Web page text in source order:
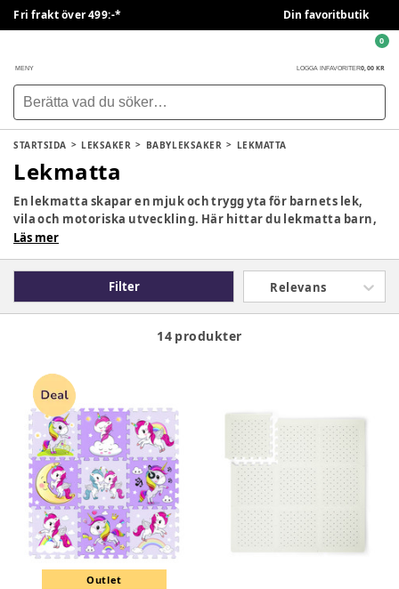
Fri frakt över 499:-* Din favoritbutik
MENY LOGGA IN FAVORITER0,00 KR
0
STARTSIDA LEKSAKER BABYLEKSAKER LEKMATTA
Lekmatta
En lekmatta skapar en mjuk och trygg yta för barnets lek,
vila och motoriska utveckling. Här hittar du lekmatta barn,
skumgummimatta och aktivitetsmatta i olika storlekar och
Läs mer
Filter Relevans
14 produkter
Outlet